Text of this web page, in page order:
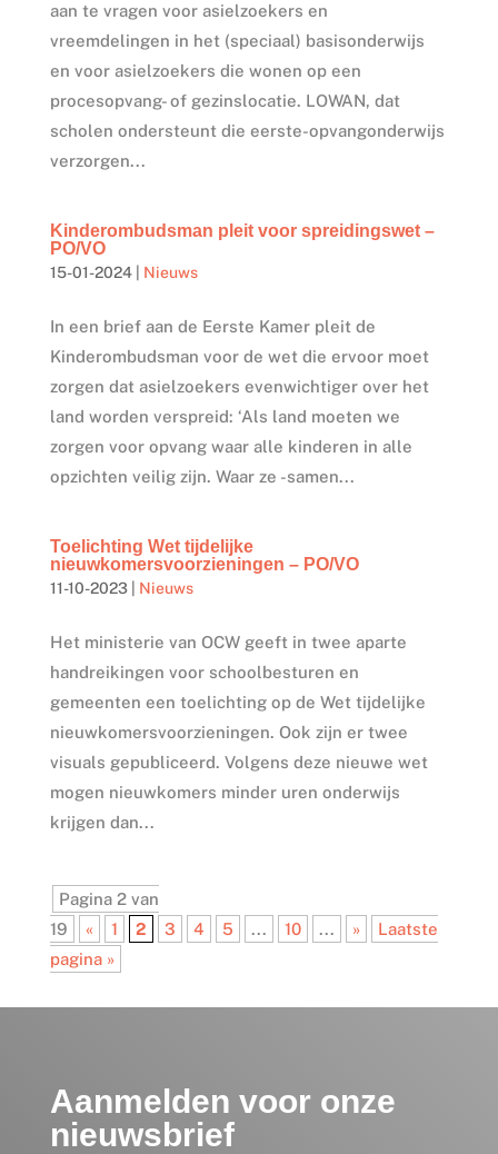
aan te vragen voor asielzoekers en
vreemdelingen in het (speciaal) basisonderwijs
en voor asielzoekers die wonen op een
procesopvang- of gezinslocatie. LOWAN, dat
scholen ondersteunt die eerste-opvangonderwijs
verzorgen...
Kinderombudsman pleit voor spreidingswet –
PO/VO
15-01-2024| Nieuws
In een brief aan de Eerste Kamer pleit de
Kinderombudsman voor de wet die ervoor moet
zorgen dat asielzoekers evenwichtiger over het
land worden verspreid: ‘Als land moeten we
zorgen voor opvang waar alle kinderen in alle
opzichten veilig zijn. Waar ze -samen...
Toelichting Wet tijdelijke
nieuwkomersvoorzieningen – PO/VO
11-10-2023| Nieuws
Het ministerie van OCW geeft in twee aparte
handreikingen voor schoolbesturen en
gemeenten een toelichting op de Wet tijdelijke
nieuwkomersvoorzieningen. Ook zijn er twee
visuals gepubliceerd. Volgens deze nieuwe wet
mogen nieuwkomers minder uren onderwijs
krijgen dan...
Pagina 2 van
19
« 1 2 3 4 5 ... 10 ... »
Laatste
pagina »
Aanmelden voor onze
nieuwsbrief